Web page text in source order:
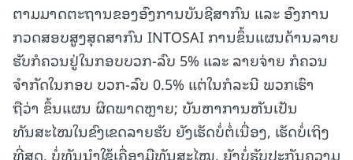
ຕາມມາດຕະຖານຂອງອົງການບັນຊີສາກົນ ແລະ ອົງການ
ກວດສອບສູງສຸດສາກົນ INTOSAI ການຂຶ້ນແຜນດ້ານລາຍ
ຮັບກໍຄວນຢູ່ໃນກອບບວກ-ລົບ 5% ແລະ ລາຍຈ່າຍ ກໍຄວນ
ຈໍາກັດໃນກອບ ບວກ-ລົບ 0.5% ແຕ່ໃນກໍລະນີ ພວກເຮົາ
ຖືວ່າ ຂຶ້ນແຜນ ຜິດພາດຫຼາຍ; ບັນຫາການຫັນເປັນ
ທັນສະໄໝໃນຂົງເຂດລາຍຮັບ ຍັງເຮັດບໍ່ຕໍ່ເນື່ອງ, ເຮັດບໍ່ເຖິງ
ທີ່ສຸດ, ບໍ່ທັນນໍາໃຊ້ເຄື່ອງມືທັນສະໄໝ, ຍັງບໍ່ຮັບປະກັນຄວາມ